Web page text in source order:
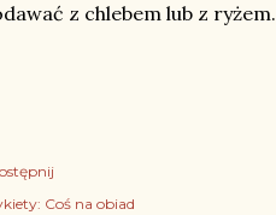
z chlebem lub z ryżem.
Coś na obiad